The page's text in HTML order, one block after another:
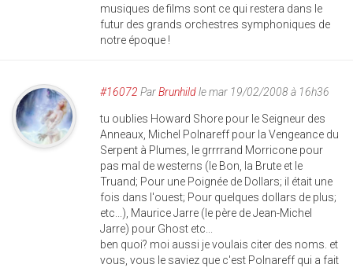
musiques de films sont ce qui restera dans le
futur des grands orchestres symphoniques de
notre époque !
#16072 ParBrunhildle mar 19/02/2008 à 16h36
tu oublies Howard Shore pour le Seigneur des
Anneaux, Michel Polnareff pour la Vengeance du
Serpent à Plumes, le grrrrand Morricone pour
pas mal de westerns (le Bon, la Brute et le
Truand; Pour une Poignée de Dollars; il était une
fois dans l'ouest; Pour quelques dollars de plus;
etc...), Maurice Jarre (le père de Jean-Michel
Jarre) pour Ghost etc...
ben quoi? moi aussi je voulais citer des noms. et
vous, vous le saviez que c'est Polnareff qui a fait